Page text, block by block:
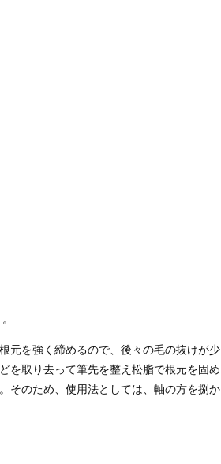
元を強く締めるので、後々の毛の抜けが少
を取り去って筆先を整え松脂で根元を固め
そのため、使用法としては、軸の方を捌か